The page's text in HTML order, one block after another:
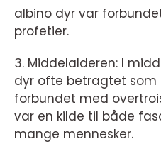
albino dyr var
profetier.
3. Middelalderen: I
dyr ofte betragtet
forbundet med
var en kilde til både
mange mennesker.